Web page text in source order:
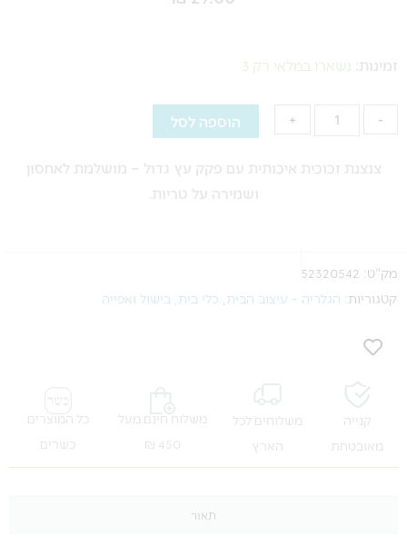
זמינות: נשארו במלאי רק 3
-
צנצנת
עץ
+ הוספה לסל
צנצנת זכוכית איכותית עם פקק עץ גדול – מושלמת לאחסון
ושמירה על טריות.
מק"ט: 52320542
קטגוריות: הגלריה - עיצוב הבית כלי בית, בישול ואפייה
קנייה
מאובטחת
משלוחים לכל
הארץ
משלוח חינם מעל
450 ₪
כל המוצרים
כשרים
תאור